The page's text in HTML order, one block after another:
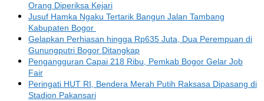
Orang Diperiksa Kejari
Jusuf Hamka Ngaku Tertarik Bangun Jalan Tambang
Kabupaten Bogor
Gelapkan Perhiasan hingga Rp635 Juta, Dua Perempuan di
Gunungputri Bogor Ditangkap
Pengangguran Capai 218 Ribu, Pemkab Bogor Gelar Job
Fair
Peringati HUT RI, Bendera Merah Putih Raksasa Dipasang di
Stadion Pakansari